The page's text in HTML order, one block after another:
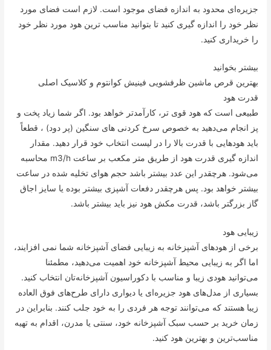
جزیره‌ای محدود به اندازه فضای موجود است. لازم است فضای مورد
نظر خود را اندازه گیری کنید تا بتوانید مناسب ترین هود مورد نظر خود
را خریداری کنید.
بیشتر بخوانید
بهترین قرص ماشین ظرفشویی فینیش کوانتوم و کلاسیک اصلی
قدرت هود
طبیعی است که هود قوی تر، کارآمدتر خواهد بود. اگر شما زیاد پخت و
پز انجام می‌دهید به خصوص سرخ کردنی های سنگین (پر دود) ، قطعاً
باید هودهایی با قدرت بالا را در لیست انتخاب خود قرار دهید. مقدار
اندازه گیری قدرت هود از طریق متر مکعب بر ساعت m3/h محاسبه
می‌شود. هرچقدر این عدد بیشتر باشد حجم هوای تخلیه شده در ساعت
بیشتر خواهد بود. پس هرچقدر دفعات آشپزی بیشتر بوده یا سایز اجاق
گاز بزرگتر باشد، قدرت مکش هود نیز باید بیشتر باشد.
زیبایی هود
برخی از هودهای آشپزخانه به زیبایی فضای آشپزخانه شما نمی افزایند،
اما اگر به زیبایی محیط آشپزخانه خود اهمیت می‌دهید، مطمئنا
می‌توانید هودی زیبا و مناسب با دکوراسیون آشپزخانه‌تان انتخاب کنید.
بسیاری از مدل‌های هود جزیره‌ای یا دیواری دارای طرح‌های فوق العاده
زیبا هستند که می‌توانند توجه هر فردی را به خود جلب کنند. بنابراین در
زمان خرید بر حسب سبک آشپزخانه خود، سنتی یا مدرن، اقدام به تهیه
مناسب‌ترین و بهترین هود کنید.